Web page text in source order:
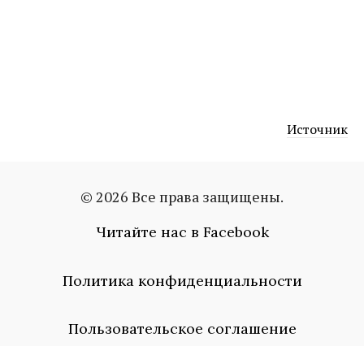
Источник
ким кардашьян
© 2026 Все права защищены.
Читайте нас в Facebook
Политика конфиденциальности
Пользовательское соглашение